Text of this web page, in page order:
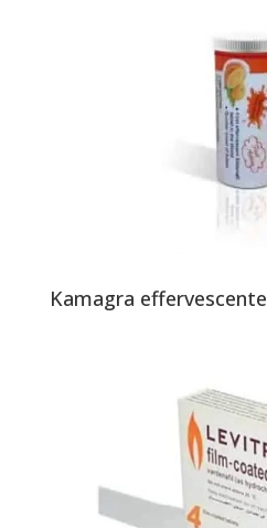
Kamagra effervescente